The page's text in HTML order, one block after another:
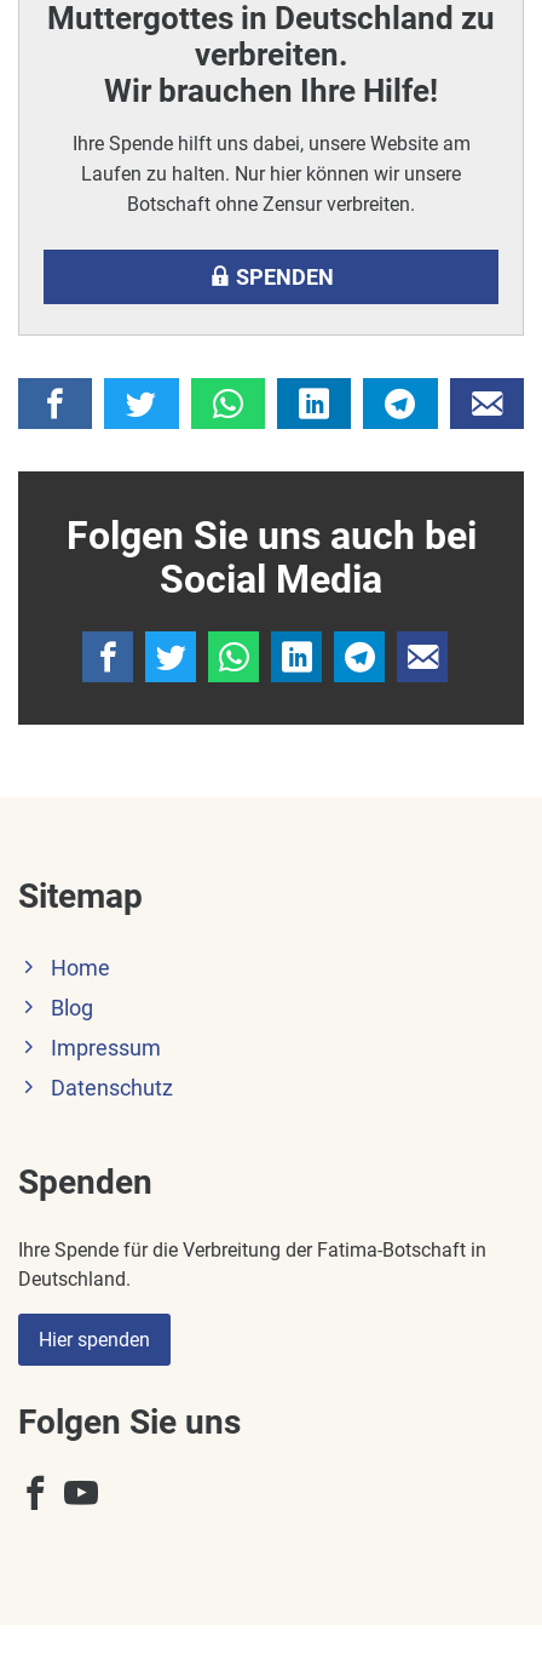
Muttergottes in Deutschland zu
verbreiten.
Wir brauchen Ihre Hilfe!
Ihre Spende hilft uns dabei, unsere Website am
Laufen zu halten. Nur hier können wir unsere
Botschaft ohne Zensur verbreiten.
SPENDEN
Folgen Sie uns auch bei
Social Media
Sitemap
Home
Blog
Impressum
Datenschutz
Spenden
Ihre Spende für die Verbreitung der Fatima-Botschaft in
Deutschland.
Hier spenden
Folgen Sie uns